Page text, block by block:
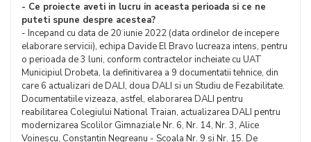
- Ce proiecte aveti in lucru in aceasta perioada si ce ne
puteti spune despre acestea?
- Incepand cu data de 20 iunie 2022 (data ordinelor de incepere
elaborare servicii), echipa Davide El Bravo lucreaza intens, pentru
o perioada de 3 luni, conform contractelor incheiate cu UAT
Municipiul Drobeta, la definitivarea a 9 documentatii tehnice, din
care 6 actualizari de DALI, doua DALI si un Studiu de Fezabilitate.
Documentatiile vizeaza, astfel, elaborarea DALI pentru
reabilitarea Colegiului National Traian, actualizarea DALI pentru
modernizarea Scolilor Gimnaziale Nr. 6, Nr. 14, Nr. 3, Alice
Voinescu, Constantin Negreanu - Scoala Nr. 9 si Nr. 15. De